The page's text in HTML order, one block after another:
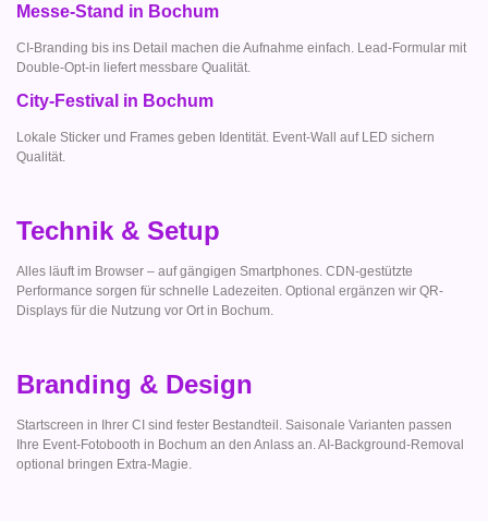
Messe-Stand in Bochum
CI-Branding bis ins Detail machen die Aufnahme einfach. Lead-Formular mit
Double-Opt-in liefert messbare Qualität.
City-Festival in Bochum
Lokale Sticker und Frames geben Identität. Event-Wall auf LED sichern
Qualität.
Technik & Setup
Alles läuft im Browser – auf gängigen Smartphones. CDN-gestützte
Performance sorgen für schnelle Ladezeiten. Optional ergänzen wir QR-
Displays für die Nutzung vor Ort in Bochum.
Branding & Design
Startscreen in Ihrer CI sind fester Bestandteil. Saisonale Varianten passen
Ihre Event-Fotobooth in Bochum an den Anlass an. AI-Background-Removal
optional bringen Extra-Magie.